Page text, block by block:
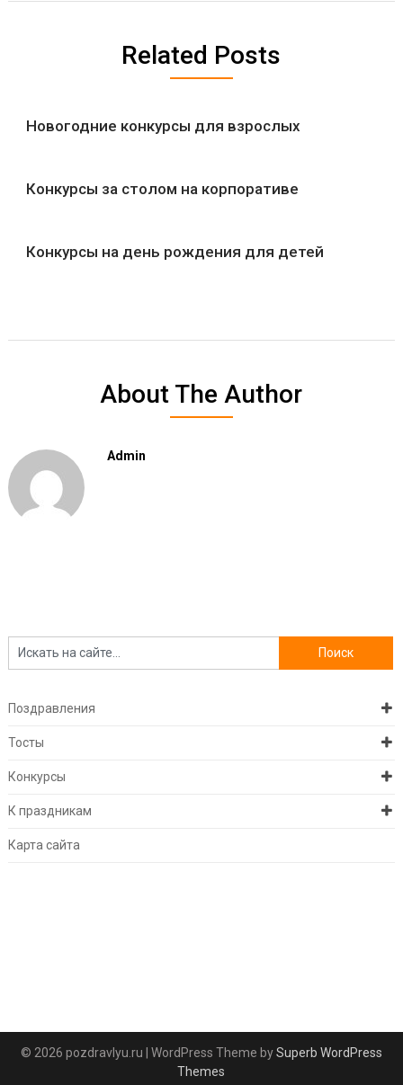
Related Posts
Новогодние конкурсы для взрослых
Конкурсы за столом на корпоративе
Конкурсы на день рождения для детей
About The Author
Admin
Поздравления
Тосты
Конкурсы
К праздникам
Карта сайта
© 2026 pozdravlyu.ru | WordPress Theme bySuperb WordPress
Themes